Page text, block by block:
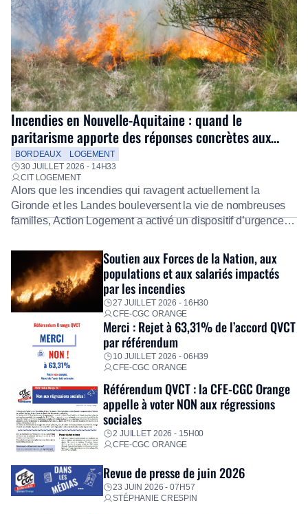
Incendies en Nouvelle-Aquitaine : quand le
paritarisme apporte des réponses concrètes aux
salariés
BORDEAUX
LOGEMENT
30 JUILLET 2026 - 14H33
CIT LOGEMENT
Alors que les incendies qui ravagent actuellement la
Gironde et les Landes bouleversent la vie de nombreuses
familles, Action Logement a activé un dispositif d’urgence
Fidèle à sa mission d’utilité sociale, le Groupe mobilise
immédiatement ses équipes afin de proposer un diagnostic
personnalisé, des aides financières pour faire face aux
premières dépenses, […]
Soutien aux Forces de la Nation, aux
populations et aux salariés impactés
par les incendies
27 JUILLET 2026 - 16H30
CFE-CGC ORANGE
Merci : Rejet à 63,31% de l’accord QVCT
par référendum
10 JUILLET 2026 - 06H39
CFE-CGC ORANGE
Référendum QVCT : la CFE-CGC Orange
appelle à voter NON aux régressions
sociales
2 JUILLET 2026 - 15H00
CFE-CGC ORANGE
Revue de presse de juin 2026
23 JUIN 2026 - 07H57
STÉPHANIE CRESPIN